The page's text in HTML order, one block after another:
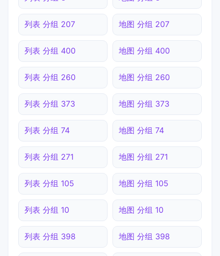
列表 分组 207 地图 分组 207
列表 分组 400 地图 分组 400
列表 分组 260 地图 分组 260
列表 分组 373 地图 分组 373
列表 分组 74 地图 分组 74
列表 分组 271 地图 分组 271
列表 分组 105 地图 分组 105
列表 分组 10 地图 分组 10
列表 分组 398 地图 分组 398